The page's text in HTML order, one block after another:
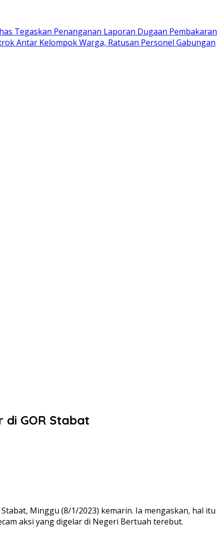
Tegaskan Penanganan Laporan Dugaan Pembakaran
Antar Kelompok Warga, Ratusan Personel Gabungan
di GOR Stabat
Minggu (8/1/2023) kemarin. Ia mengaskan, hal itu
aksi yang digelar di Negeri Bertuah terebut.